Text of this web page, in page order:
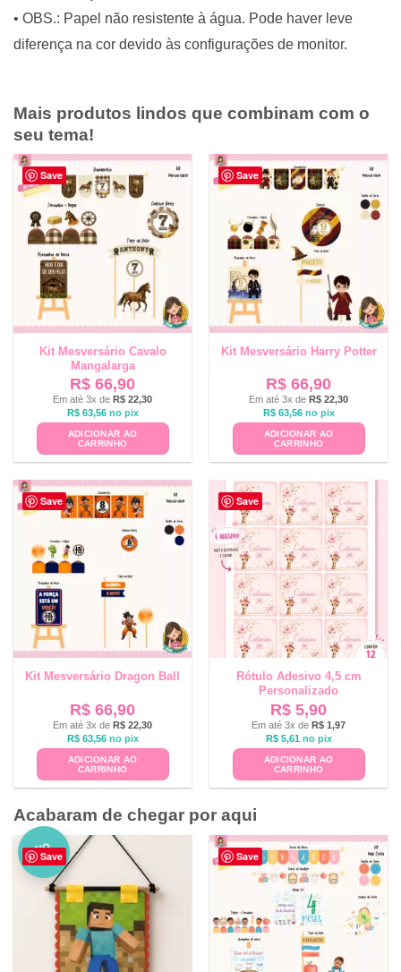
• OBS.: Papel não resistente à água. Pode haver leve
diferença na cor devido às configurações de monitor.
Mais produtos lindos que combinam com o
seu tema!
Save
Kit Mesversário Cavalo
Mangalarga
R$ 66,90
Em até 3x de R$ 22,30
R$63,56 no pix
ADICIONAR AO
CARRINHO
Save
Kit Mesversário Harry Potter
R$ 66,90
Em até 3x de R$ 22,30
R$63,56 no pix
ADICIONAR AO
CARRINHO
Save
Kit Mesversário Dragon Ball
R$ 66,90
Em até 3x de R$ 22,30
R$63,56 no pix
ADICIONAR AO
CARRINHO
Save
Rótulo Adesivo 4,5 cm
Personalizado
R$ 5,90
Em até 3x de R$ 1,97
R$5,61 no pix
ADICIONAR AO
CARRINHO
Acabaram de chegar por aqui
Save
NO
VO Save